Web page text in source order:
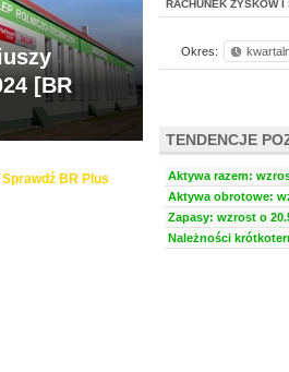
RACHUNEK ZYSKÓW I
Okres:
TENDENCJE
Aktywa razem:
Aktywa obrotowe:
Zapasy: wzrost o
Należności
[BR
Sprawdź BR Plus